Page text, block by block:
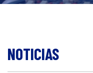
NOTICIAS